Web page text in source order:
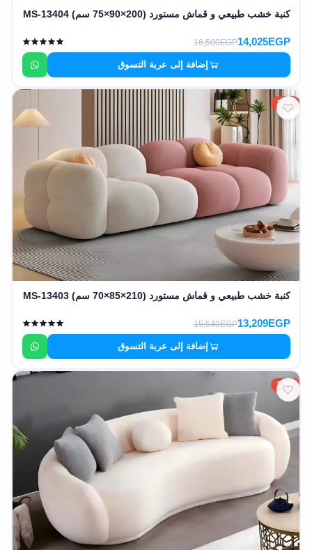
كنبة خشب طبيعي و قماش مستورد (200×90×75 سم) MS-13404
14,025EGP
16,500EGP
إضافة إلى عربة التسوق
15%
كنبة خشب طبيعي و قماش مستورد (210×85×70 سم) MS-13403
13,209EGP
15,540EGP
إضافة إلى عربة التسوق
15%